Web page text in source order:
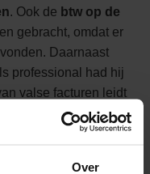
Over
. Ook de btw op de
gebracht, omdat er
Daarnaast
professional had hij
valse facturen leidt